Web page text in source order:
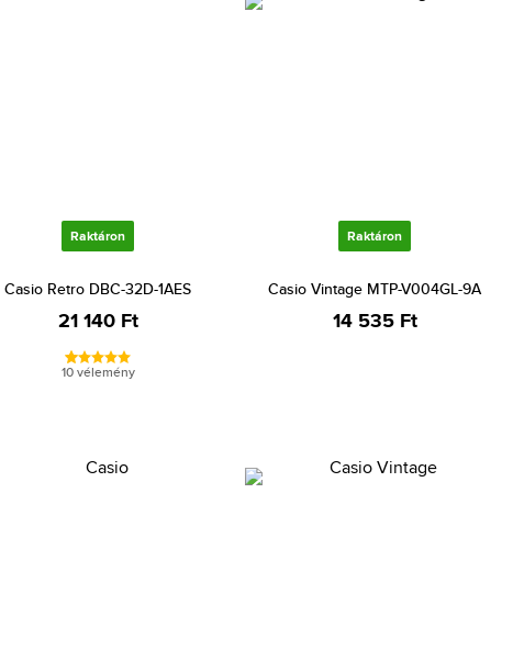
Raktáron
Casio Retro DBC-32D-1AES
21 140 Ft
10 vélemény
Raktáron
Casio Vintage MTP-V004GL-9A
14 535 Ft